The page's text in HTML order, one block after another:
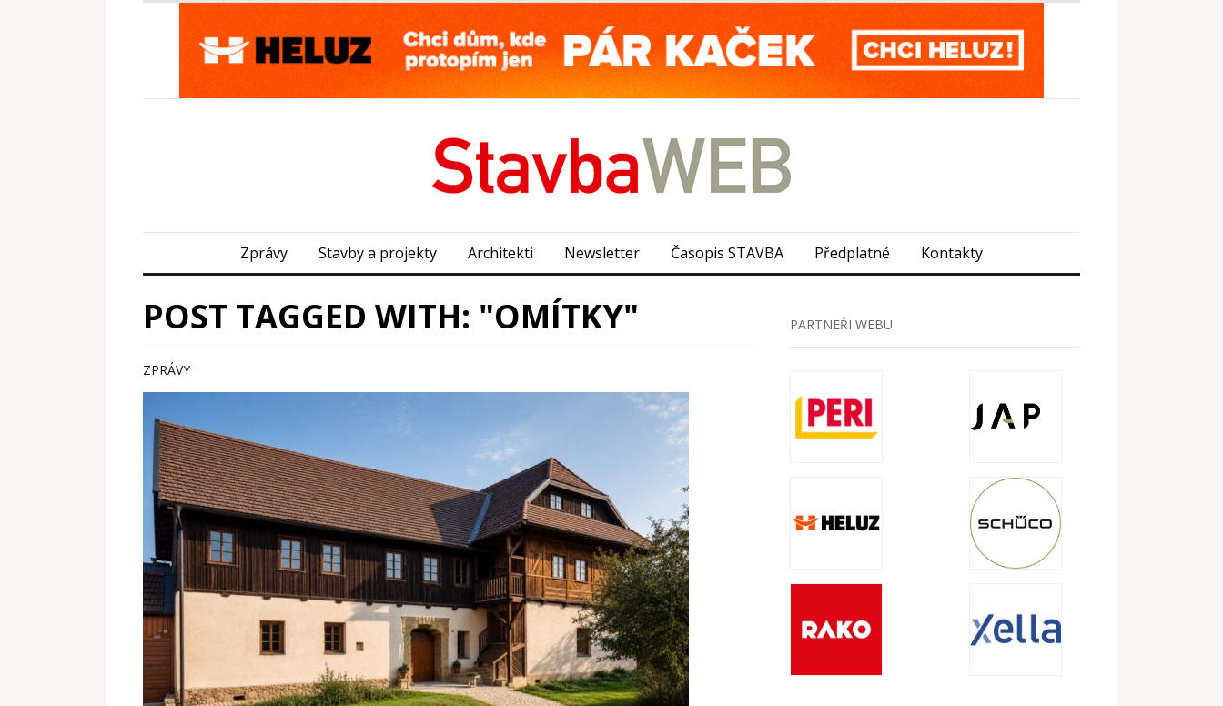
Zprávy Stavby a projekty Architekti Newsletter Časopis STAVBA Předplatné Kontakty
POST TAGGED WITH: "OMÍTKY"
ZPRÁVY
PARTNEŘI WEBU